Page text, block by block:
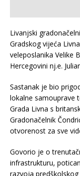
Livanjski
Gradskog vijeća
veleposlanika Velike
Hercegovini nj.e.
Sastanak je bio
lokalne samouprave
Grada Livna s
Gradonačelnik
otvorenost za sve
Govorio je o
infrastrukturu,
razvoja